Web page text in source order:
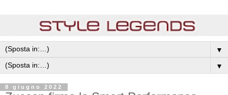
▼
▼
8 giugno 2022